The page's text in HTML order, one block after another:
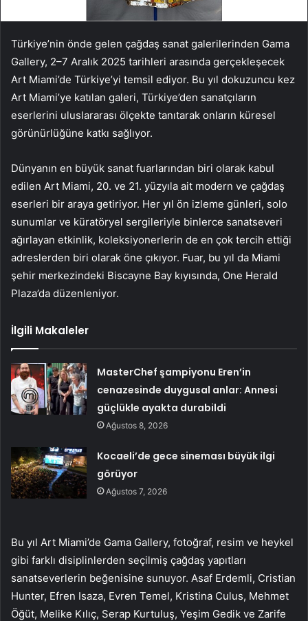
Türkiye’nin önde gelen çağdaş sanat galerilerinden Gama
Gallery, 2–7 Aralık 2025 tarihleri arasında gerçekleşecek
Art Miami’de Türkiye’yi temsil ediyor. Bu yıl dokuzuncu kez
Art Miami’ye katılan galeri, Türkiye’den sanatçıların
eserlerini uluslararası ölçekte tanıtarak onların küresel
görünürlüğüne katkı sağlıyor.
Dünyanın en büyük sanat fuarlarından biri olarak kabul
edilen Art Miami, 20. ve 21. yüzyıla ait modern ve çağdaş
eserleri bir araya getiriyor. Her yıl ön izleme günleri, solo
sunumlar ve küratöryel sergileriyle binlerce sanatseveri
ağırlayan etkinlik, koleksiyonerlerin de en çok tercih ettiği
adreslerden biri olarak öne çıkıyor. Fuar, bu yıl da Miami
şehir merkezindeki Biscayne Bay kıyısında, One Herald
Plaza’da düzenleniyor.
İlgili Makaleler
MasterChef şampiyonu Eren’in
cenazesinde duygusal anlar: Annesi
güçlükle ayakta durabildi
Ağustos 8, 2026
Kocaeli’de gece sineması büyük ilgi
görüyor
Ağustos 7, 2026
Bu yıl Art Miami’de Gama Gallery, fotoğraf, resim ve heykel
gibi farklı disiplinlerden seçilmiş çağdaş yapıtları
sanatseverlerin beğenisine sunuyor. Asaf Erdemli, Cristian
Hunter, Efren Isaza, Evren Temel, Kristina Culus, Mehmet
Öğüt, Melike Kılıç, Serap Kurtuluş, Yeşim Gedik ve Zarife